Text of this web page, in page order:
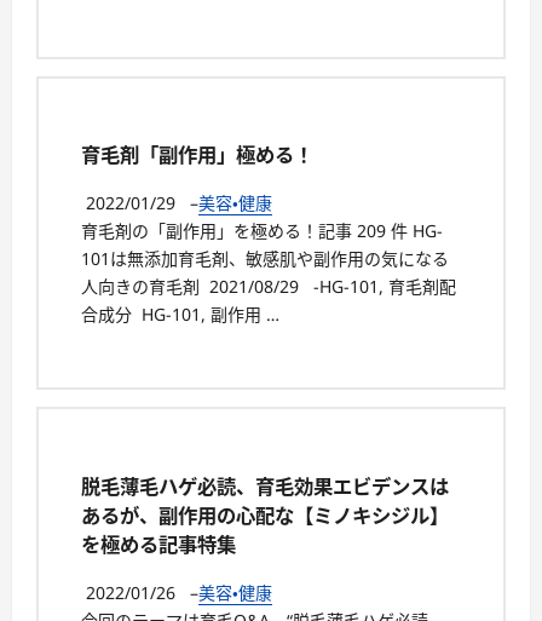
育毛剤「副作用」極める！
2022/01/29 –美容・健康
育毛剤の「副作用」を極める！記事 209 件 HG-
101は無添加育毛剤、敏感肌や副作用の気になる
人向きの育毛剤 2021/08/29 -HG-101, 育毛剤配
合成分 HG-101, 副作用 …
脱毛薄毛ハゲ必読、育毛効果エビデンスは
あるが、副作用の心配な【ミノキシジル】
を極める記事特集
2022/01/26 –美容・健康